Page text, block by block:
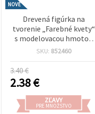
NOVÉ
Drevená figúrka na
tvorenie „Farebné kvety“
s modelovacou hmotou
na vzduchu schnúca –
hobby tvorenie a DIY
dekorovanie
SKU: 852460
3.40 €
2.38€
ZĽAVY
PRE MNOŽSTVO